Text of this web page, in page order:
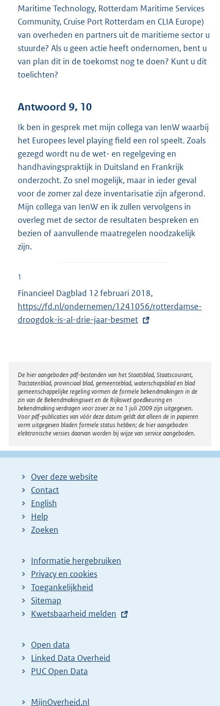
Maritime Technology, Rotterdam Maritime Services
Community, Cruise Port Rotterdam en CLIA Europe)
van overheden en partners uit de maritieme sector u
stuurde? Als u geen actie heeft ondernomen, bent u
van plan dit in de toekomst nog te doen? Kunt u dit
toelichten?
Antwoord 9, 10
Ik ben in gesprek met mijn collega van IenW waarbij
het Europees level playing field een rol speelt. Zoals
gezegd wordt nu de wet- en regelgeving en
handhavingspraktijk in Duitsland en Frankrijk
onderzocht. Zo snel mogelijk, maar in ieder geval
voor de zomer zal deze inventarisatie zijn afgerond.
Mijn collega van IenW en ik zullen vervolgens in
overleg met de sector de resultaten bespreken en
bezien of aanvullende maatregelen noodzakelijk
zijn.
1
Financieel Dagblad 12 februari 2018,
x
e
l
i
n
k
:
https://fd.nl/ondernemen/1241056/rotterdamse-
droogdok-is-al-drie-jaar-besmet
Disclaimer
De hier aangeboden pdf-bestanden van het Staatsblad, Staatscourant,
Tractatenblad, provinciaal blad, gemeenteblad, waterschapsblad en blad
gemeenschappelijke regeling vormen de formele bekendmakingen in de
zin van de Bekendmakingswet en de Rijkswet goedkeuring en
bekendmaking verdragen voor zover ze na 1 juli 2009 zijn uitgegeven.
Voor pdf-publicaties van vóór deze datum geldt dat alleen de in papieren
vorm uitgegeven bladen formele status hebben; de hier aangeboden
elektronische versies daarvan worden bij wijze van service aangeboden.
Over deze website
Contact
English
Help
Zoeken
Informatie hergebruiken
Privacy en cookies
Toegankelijkheid
Sitemap
E
t
e
r
Kwetsbaarheid melden
Open data
Linked Data Overheid
PUC Open Data
MijnOverheid.nl